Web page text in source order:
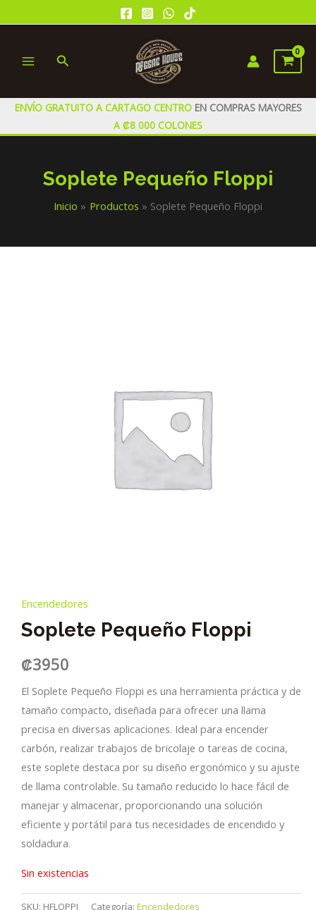
al
MENU
Buscar
ENVÍO GRATUITO A CARTAGO CENTRO EN COMPRAS MAYORES
A ₡8 000 COLONES
Soplete Pequeño Floppi
Inicio Productos Soplete Pequeño Floppi
Encendedores
Soplete Pequeño Floppi
₡3950
El Soplete Pequeño Floppi es una herramienta práctica y de
tamaño compacto, diseñada para ofrecer una llama
precisa en diversas aplicaciones. Ideal para encender
carbón, realizar trabajos de bricolaje o tareas de cocina,
este soplete destaca por su diseño ergonómico y su ajuste
de llama controlable. Su tamaño reducido lo hace fácil de
manejar y almacenar, proporcionando una solución
eficiente y portátil para tus necesidades de encendido y
soldadura.
Sin existencias
SKU: HFLOPPI Categoría: Encendedores